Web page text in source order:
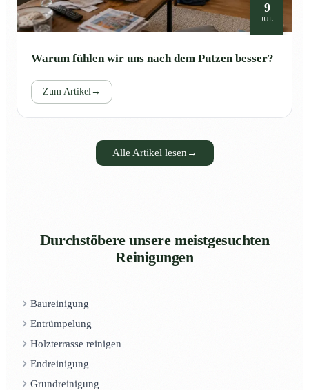
9
JUL
Warum fühlen wir uns nach dem Putzen besser?
Zum Artikel →
Alle Artikel lesen →
Durchstöbere unsere meistgesuchten
Reinigungen
Baureinigung
Entrümpelung
Holzterrasse reinigen
Endreinigung
Grundreinigung